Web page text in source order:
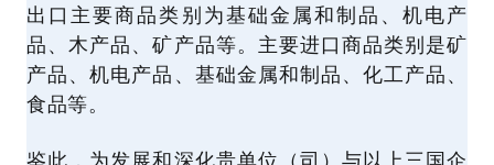
出口主要商品类别为基础金属和制品、机电产
品、木产品、矿产品等。主要进口商品类别是矿
产品、机电产品、基础金属和制品、化工产品、
食品等。
鉴此，为发展和深化贵单位（司）与以上三国企